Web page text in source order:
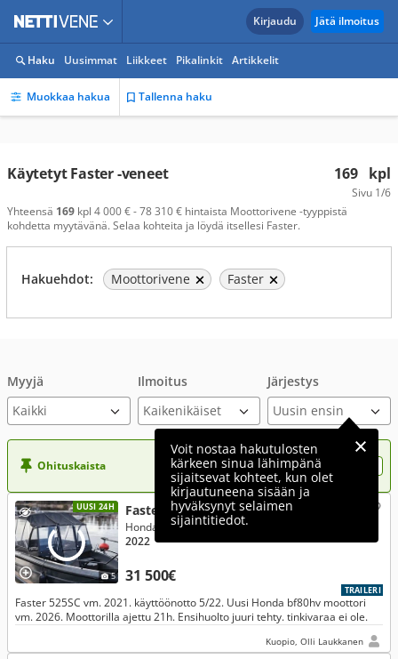
Kirjaudu Jätä ilmoitus
Haku Uusimmat Liikkeet Pikalinkit Artikkelit
Muokkaa hakua Tallenna haku
169 kpl
Sivu 1/6
Käytetyt Faster -veneet
Yhteensä 169 kpl 4 000 € - 78 310 € hintaista Moottorivene -tyyppistä
kohdetta myytävänä. Selaa kohteita ja löydä itsellesi Faster.
Hakuehdot: Moottorivene Faster
Myyjä Ilmoitus Järjestys
Voit nostaa hakutulosten
kärkeen sinua lähimpänä
sijaitsevat kohteet, kun olet
kirjautuneena sisään ja
hyväksynyt selaimen
sijaintitiedot.
Ohituskaista Nosta ilmoituksesi tähän?
UUSI 24H
5
Faster 525 SC
31 500€
Honda 80 Hp 2026
2022
TRAILERI
Faster 525SC vm. 2021. käyttöönotto 5/22. Uusi Honda bf80hv moottori
vm. 2026. Moottorilla ajettu 21h. Ensihuolto juuri tehty. tinkivaraa ei ole.
Kuopio, Olli Laukkanen